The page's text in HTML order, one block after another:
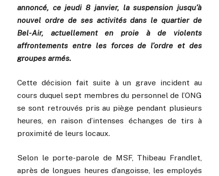
annoncé, ce jeudi 8 janvier, la suspension jusqu’à
nouvel ordre de ses activités dans le quartier de
Bel-Air, actuellement en proie à de violents
affrontements entre les forces de l’ordre et des
groupes armés.
Cette décision fait suite à un grave incident au
cours duquel sept membres du personnel de l’ONG
se sont retrouvés pris au piège pendant plusieurs
heures, en raison d’intenses échanges de tirs à
proximité de leurs locaux.
Selon le porte-parole de MSF, Thibeau Frandlet,
après de longues heures d’angoisse, les employés